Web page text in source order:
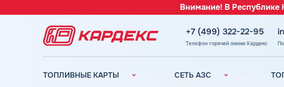
Внимание! В Республике
+7 (499) 322-22-95
Телефон горячей линии Кардекс
ТОПЛИВНЫЕ КАРТЫ СЕТЬ АЗС